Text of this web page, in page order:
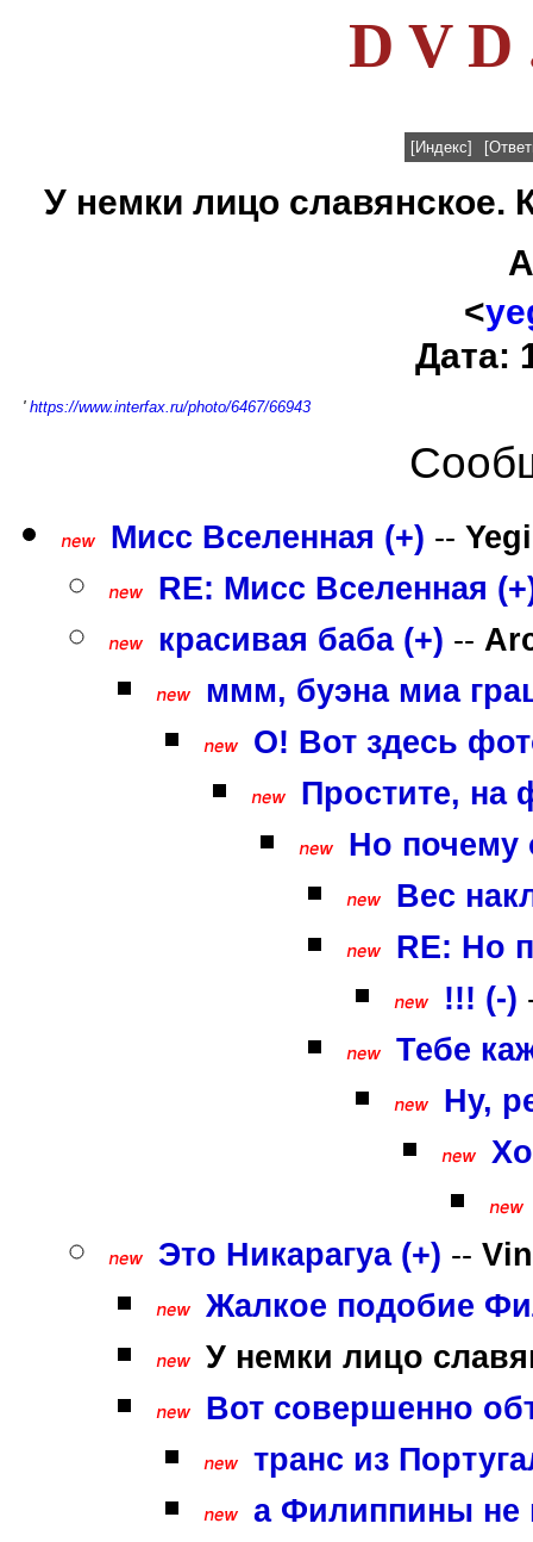
D V D
[Индекс]
У немки лицо славянское.
<
Дата:
' https://www.interfax.ru/photo/6467/66943
Мисс Вселенная (+) -- Yegi
RE: Мисс Вселенная
красивая баба (+) --
ммм, буэна миа
О! Вот здесь
Простите, на
Но почему
Вес
RE: Но
!!! (-)
Тебе
Ну,
Это Никарагуа (+) --
Жалкое подобие
У немки лицо
Вот совершенно
транс из
а Филиппины не